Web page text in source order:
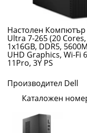
Core
Ultra
7-
265
(20
Cores,
30MB
Настолен Компютър
Ultra 7-265 (20
1x16GB, DDR5,
UHD Graphics, Wi-Fi
11Pro, 3Y PS
Производител Dell
Каталожен